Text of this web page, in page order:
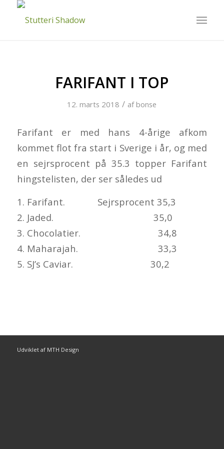
FARIFANT I TOP
12. marts 2018 / afbonse
Farifant er med hans 4-årige afkom
kommet flot fra start i Sverige i år, og med
en sejrsprocent på 35.3 topper Farifant
hingstelisten, der ser således ud
1. Farifant. Sejrsprocent 35,3
2. Jaded. 35,0
3. Chocolatier. 34,8
4. Maharajah. 33,3
5. SJ’s Caviar. 30,2
Udviklet af MTH Design